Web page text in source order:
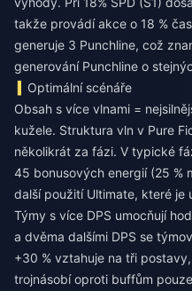
takže provádí akce o 18 %
generuje 3 Punchline, což
generování Punchline o
Optimální scénáře
Obsah s více vlnami =
kužele. Struktura vln v Pure
několikrát za fázi. V typické
45 bonusových energií (25 %
další použití Ultimate, které
Týmy s více DPS umocňují
a dvěma dalšími DPS se
+30 % vztahuje na tři
trojnásobí oproti buffům